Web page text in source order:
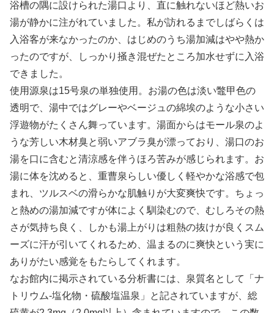
浴槽の隅に設けられた湯口より、直に触れないほど熱いお
湯が静かに注がれていました。私が訪れるまでしばらくは
入浴客が来なかったのか、はじめのうち湯加減はやや熱か
ったのですが、しっかり掻き混ぜたところ加水せずに入浴
できました。
使用源泉は15号泉の単独使用。お湯の色は淡い鼈甲色の
透明で、湯中ではグレーやベージュの綿埃のような小さい
浮遊物がたくさん舞っています。湯面からはモール泉のよ
うな芳しい木材臭と弱いアブラ臭が漂っており、湯口のお
湯を口に含むと清涼感を伴うほろ苦みが感じられます。お
湯に体を沈めると、重曹泉らしい優しく軽やかな浴感で包
まれ、ツルスベの滑らかな肌触りが大変爽快です。ちょっ
と熱めの湯加減ですが体によく馴染むので、むしろその熱
さが気持ち良く、しかも湯上がりは粗熱の抜けが良くスム
ーズに汗が引いてくれるため、温まるのに爽快という実に
ありがたい感覚をもたらしてくれます。
なお館内に掲示されている分析書には、泉質名として「ナ
トリウム-塩化物・硫酸塩温泉」と記されていますが、総